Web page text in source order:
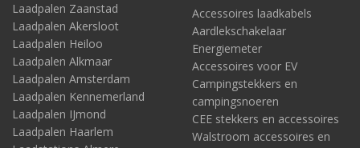
Laadpalen Zaanstad
Laadpalen Akersloot
Laadpalen Heiloo
Laadpalen Alkmaar
Laadpalen Amsterdam
Laadpalen Kennemerland
Laadpalen IJmond
Laadpalen Haarlem
Accessoires laadkabels
Aardlekschakelaar
Energiemeter
Accessoires voor EV
Campingstekkers en
campingsnoeren
CEE stekkers en accessoires
Walstroom accessoires en